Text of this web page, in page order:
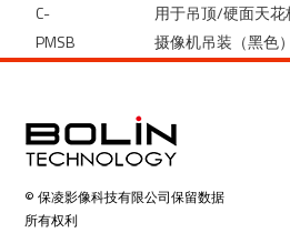
C-
PMSB
用于吊顶/硬面天花
摄像机吊装（黑色）
© 保凌影像科技有限公司保留数据
所有权利